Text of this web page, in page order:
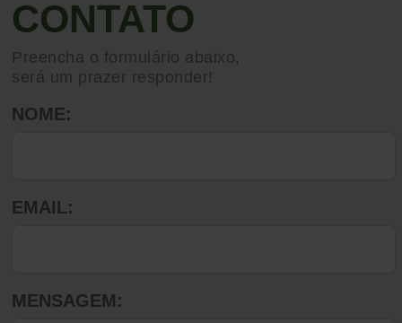
CONTATO
Preencha o formulário abaixo,
será um prazer responder!
NOME:
EMAIL:
MENSAGEM: